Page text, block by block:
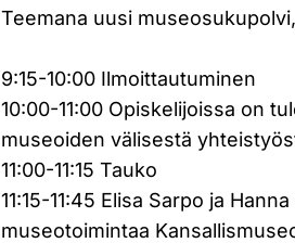
Teemana uusi
9:15-10:00 Ilmoittautuminen
10:00-11:00 Opiskelijoissa on
museoiden välisestä
11:00-11:15 Tauko
11:15-11:45 Elisa Sarpo ja
museotoimintaa